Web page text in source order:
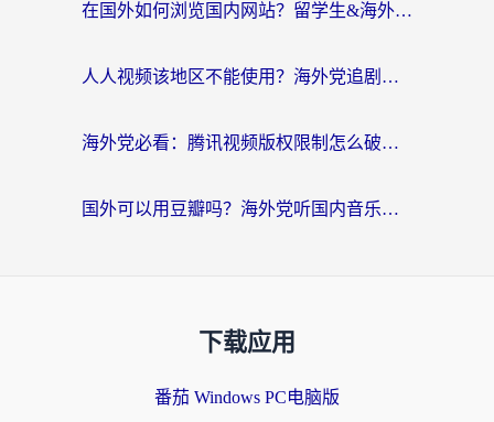
在国外如何浏览国内网站？留学生&海外华人的无缝访问指南
人人视频该地区不能使用？海外党追剧看片的终极解决方案来了
海外党必看：腾讯视频版权限制怎么破？3步让你轻松追剧
国外可以用豆瓣吗？海外党听国内音乐听书的实用指南
下载应用
番茄 Windows PC电脑版